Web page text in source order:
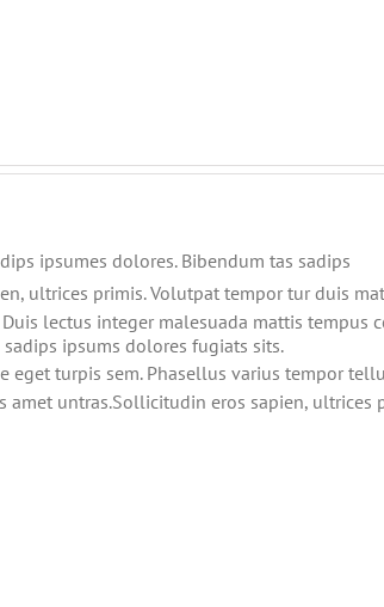
ipsumes dolores. Bibendum tas sadips
ultrices primis. Volutpat tempor tur duis
lectus integer malesuada mattis
ipsums dolores fugiats sits.
eget turpis sem. Phasellus varius tempor
untras.Sollicitudin eros sapien,